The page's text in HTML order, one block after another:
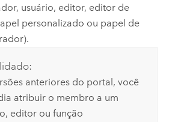
usuário, editor, editor de
personalizado ou papel de
anteriores do portal, você
atribuir o membro a um
editor ou função